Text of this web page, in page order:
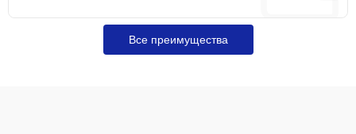
Все преимущества